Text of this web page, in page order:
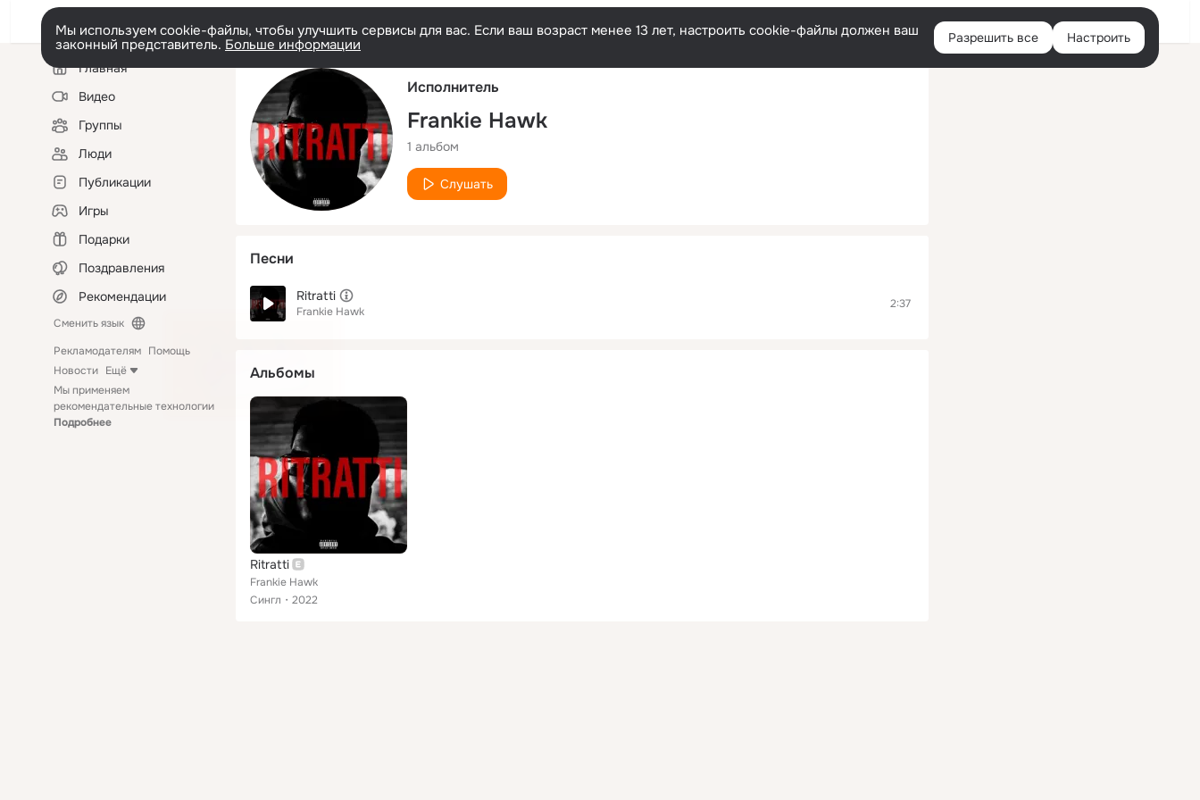
Русский Войти
Мы используем cookie-файлы, чтобы улучшить сервисы для вас. Если ваш возраст менее 13 лет, настроить cookie-файлы должен ваш
законный представитель. Больше информации Разрешить все Настроить
Левая
колонкаГлавная
Видео
Группы
Люди
Публикации
Игры
Подарки
Поздравления
Рекомендации
Сменить язык
Рекламодателям Помощь
Новости Ещё
Мы применяем
рекомендательные технологии
Подробнее
Исполнитель
Frankie Hawk
1 альбом
Слушать
Песни
Ritratti
Frankie Hawk
2:37
Альбомы
Ritratti
Frankie Hawk
Сингл
2022